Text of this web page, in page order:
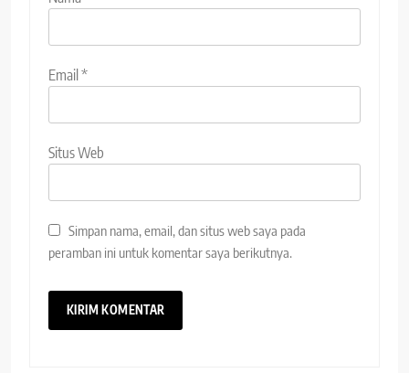
Email *
Situs Web
Simpan nama, email, dan situs web saya pada
peramban ini untuk komentar saya berikutnya.